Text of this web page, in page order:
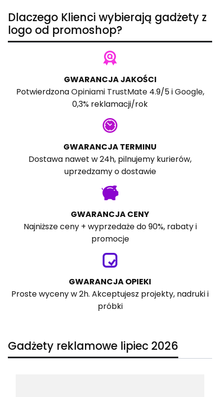
Dlaczego Klienci wybierają gadżety z
logo od promoshop?
GWARANCJA JAKOŚCI
PotwierdzonaOpiniami TrustMate4.9/5 iGoogle,
0,3% reklamacji/rok
GWARANCJA TERMINU
Dostawa nawet w 24h, pilnujemy kurierów,
uprzedzamy o dostawie
GWARANCJA CENY
Najniższe ceny + wyprzedaże do 90%, rabaty i
promocje
GWARANCJA OPIEKI
Proste wyceny w 2h. Akceptujesz projekty, nadruki i
próbki
Gadżety reklamowe lipiec 2026